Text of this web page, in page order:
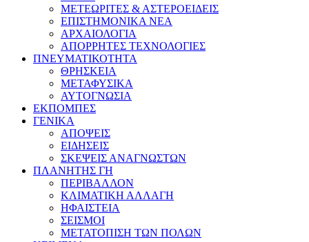
ΜΕΤΕΩΡΙΤΕΣ & ΑΣΤΕΡΟΕΙΔΕΙΣ
ΕΠΙΣΤΗΜΟΝΙΚΑ ΝΕΑ
ΑΡΧΑΙΟΛΟΓΙΑ
ΑΠΟΡΡΗΤΕΣ ΤΕΧΝΟΛΟΓΙΕΣ
ΠΝΕΥΜΑΤΙΚΟΤΗΤΑ
ΘΡΗΣΚΕΙΑ
ΜΕΤΑΦΥΣΙΚΑ
ΑΥΤΟΓΝΩΣΙΑ
ΕΚΠΟΜΠΕΣ
ΓΕΝΙΚΑ
ΑΠΟΨΕΙΣ
ΕΙΔΗΣΕΙΣ
ΣΚΕΨΕΙΣ ΑΝΑΓΝΩΣΤΩΝ
ΠΛΑΝΗΤΗΣ ΓΗ
ΠΕΡΙΒΑΛΛΟΝ
ΚΛΙΜΑΤΙΚΗ ΑΛΛΑΓΗ
ΗΦΑΙΣΤΕΙΑ
ΣΕΙΣΜΟΙ
ΜΕΤΑΤΟΠΙΣΗ ΤΩΝ ΠΟΛΩΝ